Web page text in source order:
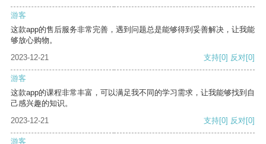
游客
这款app的售后服务非常完善，遇到问题总是能够得到妥善解决，让我能
够放心购物。
2023-12-21
支持[0] 反对[0]
游客
这款app的课程非常丰富，可以满足我不同的学习需求，让我能够找到自
己感兴趣的知识。
2023-12-21
支持[0] 反对[0]
游客